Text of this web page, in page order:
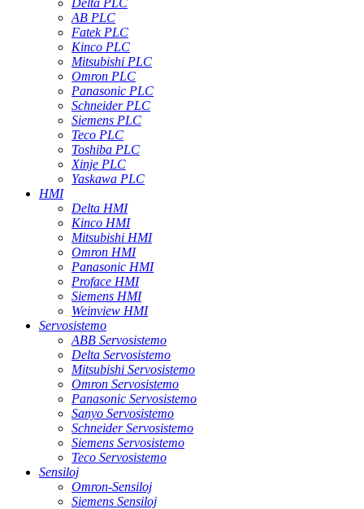
AB PLC
Fatek PLC
Kinco PLC
Mitsubishi PLC
Omron PLC
Panasonic PLC
Schneider PLC
Siemens PLC
Teco PLC
Toshiba PLC
Xinje PLC
Yaskawa PLC
HMI
Delta HMI
Kinco HMI
Mitsubishi HMI
Omron HMI
Panasonic HMI
Proface HMI
Siemens HMI
Weinview HMI
Servosistemo
ABB Servosistemo
Delta Servosistemo
Mitsubishi Servosistemo
Omron Servosistemo
Panasonic Servosistemo
Sanyo Servosistemo
Schneider Servosistemo
Siemens Servosistemo
Teco Servosistemo
Sensiloj
Omron-Sensiloj
Siemens Sensiloj